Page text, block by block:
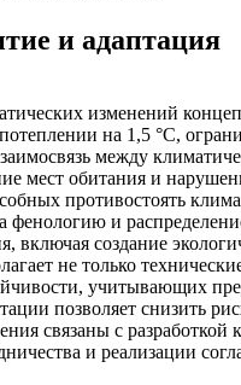
и адаптация
изменений
на 1,5 °C,
между
мест обитания и
противостоять
фенологию и
включая создание
не только
учитывающих
позволяет снизить
связаны с
и реализации